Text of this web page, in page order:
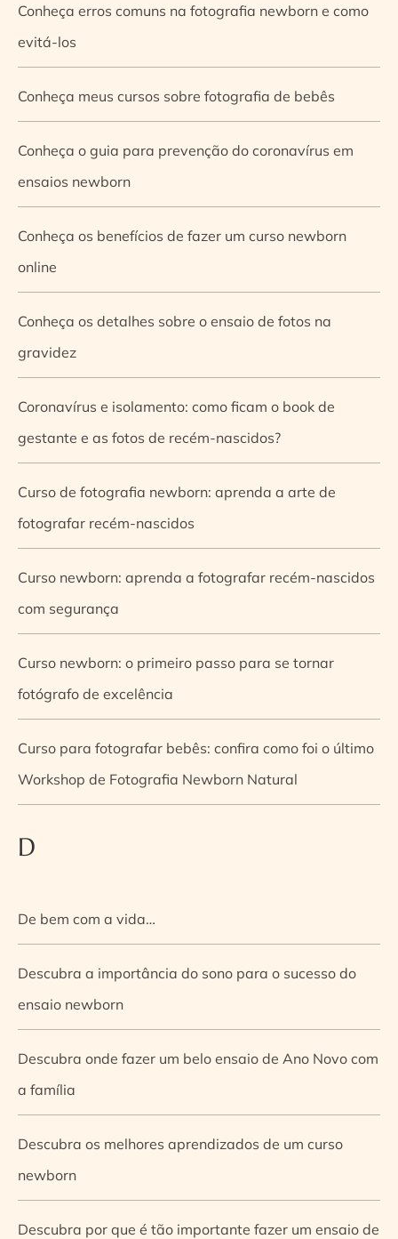
Conheça erros comuns na fotografia newborn e como
evitá-los
Conheça meus cursos sobre fotografia de bebês
Conheça o guia para prevenção do coronavírus em
ensaios newborn
Conheça os benefícios de fazer um curso newborn
online
Conheça os detalhes sobre o ensaio de fotos na
gravidez
Coronavírus e isolamento: como ficam o book de
gestante e as fotos de recém-nascidos?
Curso de fotografia newborn: aprenda a arte de
fotografar recém-nascidos
Curso newborn: aprenda a fotografar recém-nascidos
com segurança
Curso newborn: o primeiro passo para se tornar
fotógrafo de excelência
Curso para fotografar bebês: confira como foi o último
Workshop de Fotografia Newborn Natural
D
De bem com a vida…
Descubra a importância do sono para o sucesso do
ensaio newborn
Descubra onde fazer um belo ensaio de Ano Novo com
a família
Descubra os melhores aprendizados de um curso
newborn
Descubra por que é tão importante fazer um ensaio de